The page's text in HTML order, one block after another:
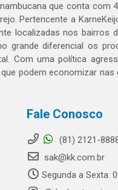
que conta com
Pertencente a
localizadas nos bairros
grande diferencial os
Com uma política
podem economizar
Fale Conosco
(81) 2121-
sak@kk.com.br
Segunda a Sexta: